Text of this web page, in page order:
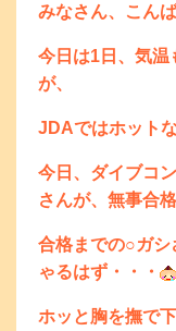
みなさん、こん
今日は1日、気温
が、
JDAではホット
今日、ダイブコ
さんが、無事合
合格までの○ガシ
ゃるはず・・・
ホッと胸を撫で